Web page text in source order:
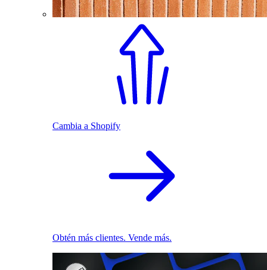
Cambia a Shopify
Obtén más clientes. Vende más.